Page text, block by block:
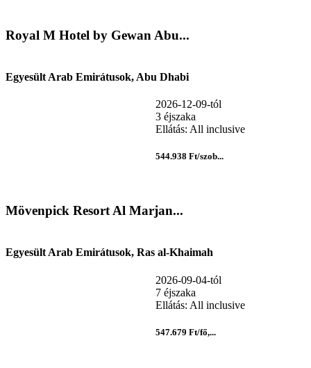
Royal M Hotel by Gewan Abu...
Egyesült Arab Emirátusok, Abu Dhabi
2026-12-09-tól
3 éjszaka
Ellátás: All inclusive
544.938 Ft/szob...
Mövenpick Resort Al Marjan...
Egyesült Arab Emirátusok, Ras al-Khaimah
2026-09-04-tól
7 éjszaka
Ellátás: All inclusive
547.679 Ft/fő,...